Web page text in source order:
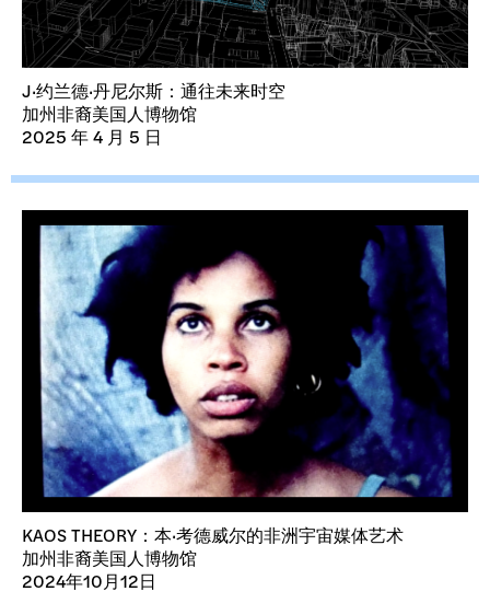
J·约兰德·丹尼尔斯：通往未来时空
加州非裔美国人博物馆
2025 年 4 月 5 日
KAOS THEORY：本·考德威尔的非洲宇宙媒体艺术
加州非裔美国人博物馆
2024年10月12日